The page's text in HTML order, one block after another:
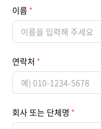
이름
연락처
회사 또는 단체명